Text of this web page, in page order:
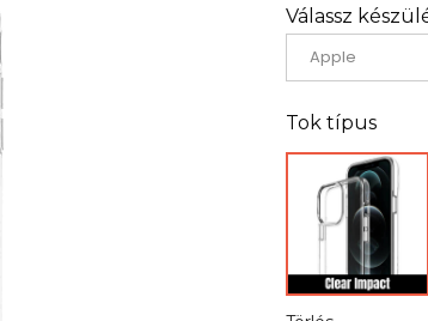
Válassz
Tok típus